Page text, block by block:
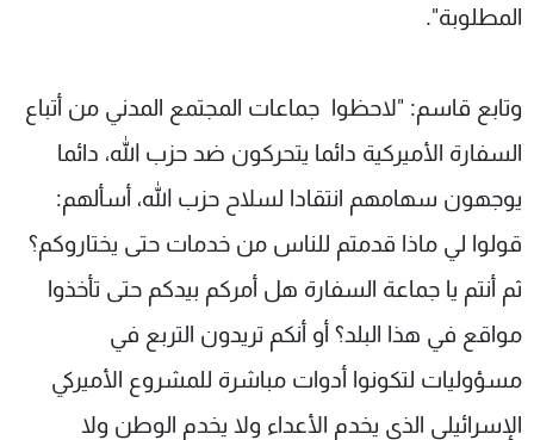
المطلوبة".
وتابع قاسم: "لاحظوا جماعات المجتمع المدني من أتباع
السفارة الأميركية دائما يتحركون ضد حزب الله، دائما
يوجهون سهامهم انتقادا لسلاح حزب الله، أسألهم:
قولوا لي ماذا قدمتم للناس من خدمات حتى يختاروكم؟
ثم أنتم يا جماعة السفارة هل أمركم بيدكم حتى تأخذوا
مواقع في ‏هذا البلد؟ أو أنكم تريدون التربع في
مسؤوليات لتكونوا أدوات مباشرة للمشروع الأميركي
‏الإسرائيلي الذي يخدم الأعداء ولا يخدم الوطن ولا